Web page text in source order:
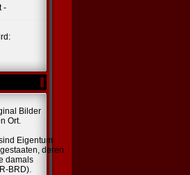
-
Bilder
Ort.
Eigentum
deren
damals
BRD).